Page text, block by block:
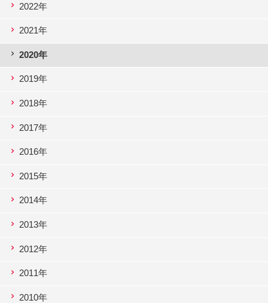
2022年
2021年
2020年
2019年
2018年
2017年
2016年
2015年
2014年
2013年
2012年
2011年
2010年